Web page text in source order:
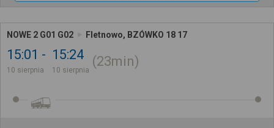
NOWE 2 G01 G02 Fletnowo, BZÓWKO 18 17
15:01
10 sierpnia
15:24
10 sierpnia
23min